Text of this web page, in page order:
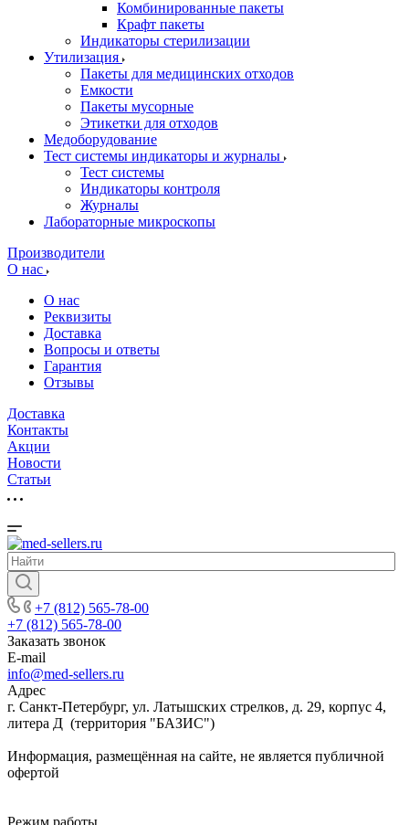
Комбинированные пакеты
Крафт пакеты
Индикаторы стерилизации
Утилизация
Пакеты для медицинских отходов
Емкости
Пакеты мусорные
Этикетки для отходов
Медоборудование
Тест системы индикаторы и журналы
Тест системы
Индикаторы контроля
Журналы
Лабораторные микроскопы
Производители
О нас
О нас
Реквизиты
Доставка
Вопросы и ответы
Гарантия
Отзывы
Доставка
Контакты
Акции
Новости
Cтатьи
+7 (812) 565-78-00
+7 (812) 565-78-00
Заказать звонок
E-mail
info@med-sellers.ru
Адрес
г. Санкт-Петербург, ул. Латышских стрелков, д. 29, корпус 4,
литера Д (территория "БАЗИС")
Информация, размещённая на сайте, не является публичной
офертой
Режим работы